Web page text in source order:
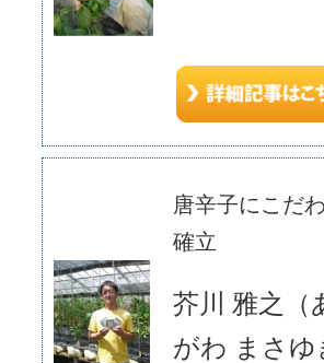
唐辛子にこだ
確立
芥川 雅之（
がわ まさゆ